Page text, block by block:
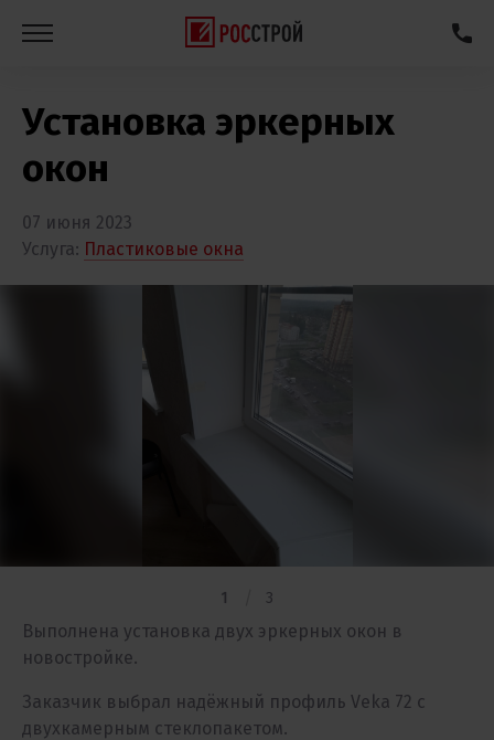
Установка эркерных
окон
07 июня 2023
Услуга: Пластиковые окна
1 3
Выполнена установка двух эркерных окон в
новостройке.
Заказчик выбрал надёжный профиль Veka 72 с
двухкамерным стеклопакетом.